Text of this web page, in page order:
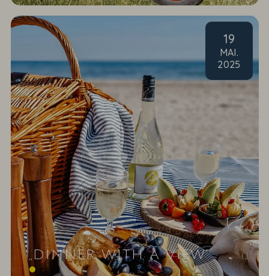
19
MAI.
2025
„DINNER WITH A VIEW"
Genuss mit Aussicht - Es gibt Momente im Leben,